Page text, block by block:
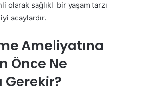
olarak sağlıklı bir yaşam tarzı
adaylardır.
Ameliyatına
Önce Ne
Gerekir?